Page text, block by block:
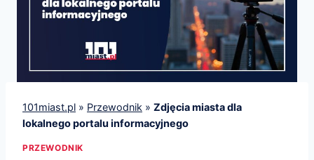
101miast.pl » Przewodnik » Zdjęcia miasta dla
lokalnego portalu informacyjnego
PRZEWODNIK